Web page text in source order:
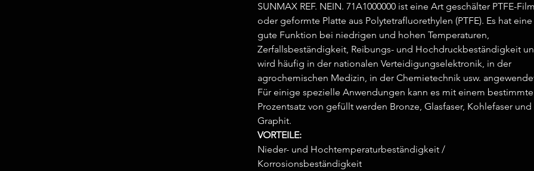
SUNMAX REF. NEIN. 71A1000000 ist eine Art geschälter PTFE-
oder geformte Platte aus Polytetrafluorethylen (PTFE). Es hat eine
gute Funktion bei niedrigen und hohen Temperaturen,
Zerfallsbeständigkeit, Reibungs- und Hochdruckbeständigkeit
wird häufig in der nationalen Verteidigungselektronik, in der
agrochemischen Medizin, in der Chemietechnik usw.
Für einige spezielle Anwendungen kann es mit einem
Prozentsatz von gefüllt werden Bronze, Glasfaser, Kohlefaser und
Graphit.
VORTEILE:
Nieder- und Hochtemperaturbeständigkeit /
Korrosionsbeständigkeit